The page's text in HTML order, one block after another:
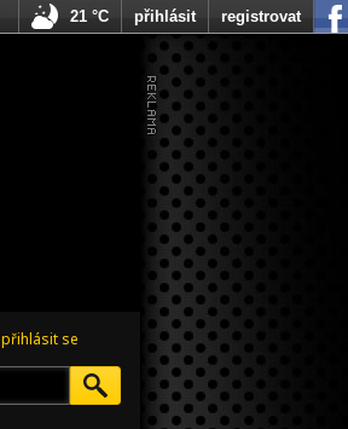
přihlásit se
21 °C přihlásit registrovat